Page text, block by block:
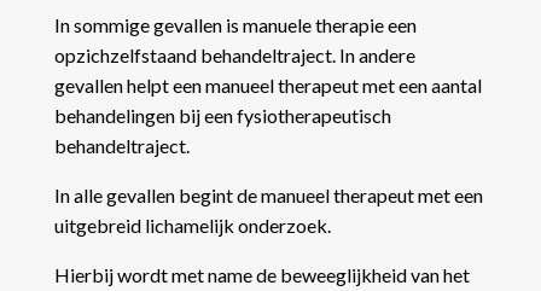
In sommige gevallen is manuele therapie een
opzichzelfstaand behandeltraject. In andere
gevallen helpt een manueel therapeut met een aantal
behandelingen bij een fysiotherapeutisch
behandeltraject.
In alle gevallen begint de manueel therapeut met een
uitgebreid lichamelijk onderzoek.
Hierbij wordt met name de beweeglijkheid van het